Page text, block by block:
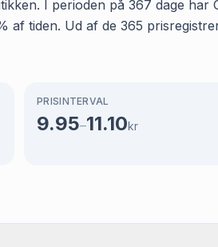
I perioden på 367 dage har
tiden. Ud af de 365
PRISINTERVAL
9.95–11.10kr